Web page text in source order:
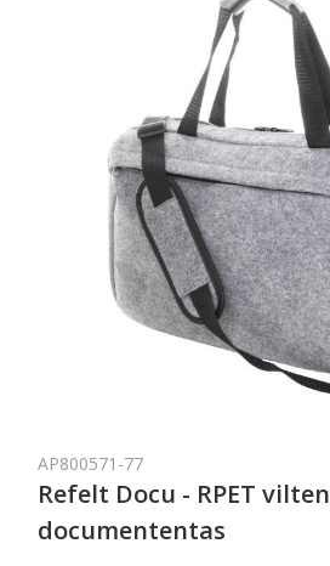
AP800571-77
Refelt Docu - RPET vilten
documententas